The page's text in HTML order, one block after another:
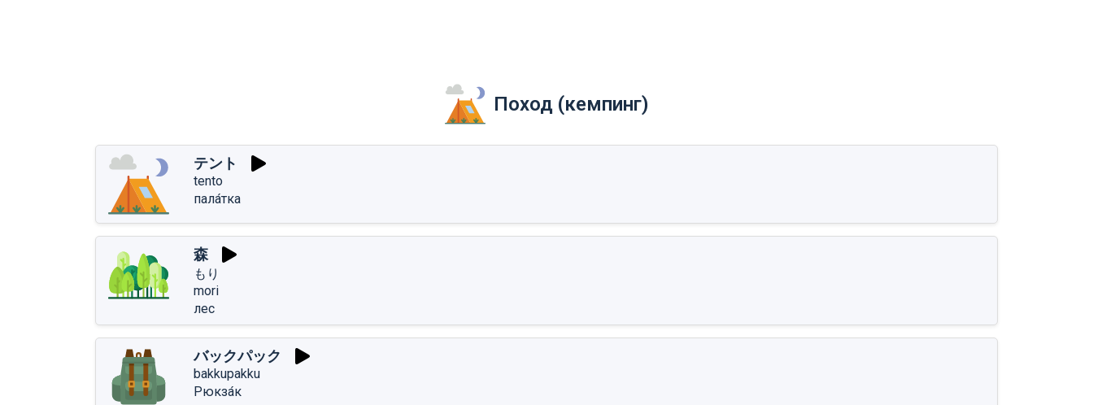
Поход (кемпинг)
テント
tento
пала́тка
森
もり
mori
лес
バックパック
bakkupakku
Рюкза́к